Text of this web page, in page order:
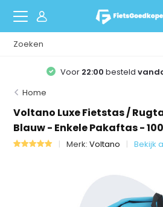
Voor 22:00 besteld
Home
Voltano Luxe Fietstas /
Blauw - Enkele Pakaftas -
Merk:Voltano Bekijk